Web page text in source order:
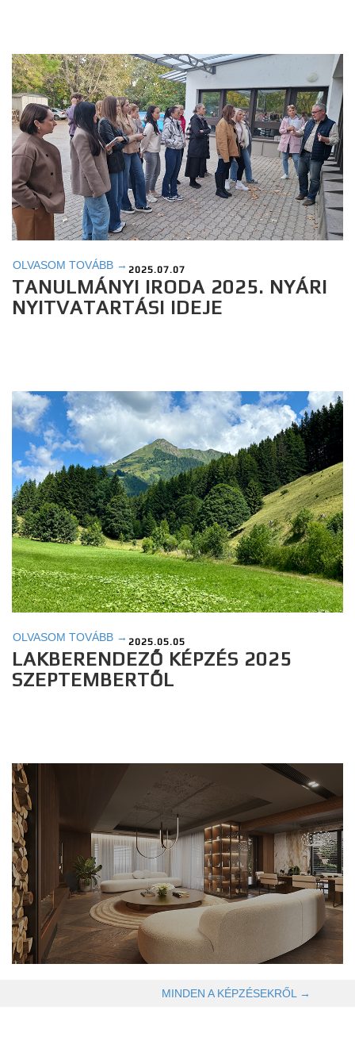
OLVASOM TOVÁBB → 2025.07.07
TANULMÁNYI IRODA 2025. NYÁRI
NYITVATARTÁSI IDEJE
OLVASOM TOVÁBB → 2025.05.05
LAKBERENDEZŐ KÉPZÉS 2025
SZEPTEMBERTŐL
MINDEN A KÉPZÉSEKRŐL →